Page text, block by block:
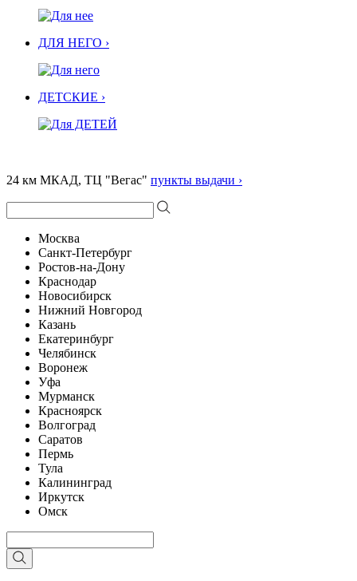
ДЛЯ НЕГО ›
ДЕТСКИЕ ›
24 км МКАД, ТЦ "Вегас" пункты выдачи ›
Москва
Санкт-Петербург
Ростов-на-Дону
Краснодар
Новосибирск
Нижний Новгород
Казань
Екатеринбург
Челябинск
Воронеж
Уфа
Мурманск
Красноярск
Волгоград
Саратов
Пермь
Тула
Калининград
Иркутск
Омск